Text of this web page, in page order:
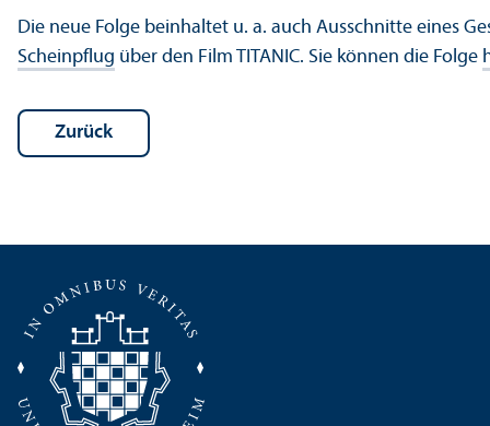
Die neue Folge beinhaltet u. a. auch Ausschnitte eines
Scheinpflug über den Film TITANIC. Sie können die Folge
Zurück